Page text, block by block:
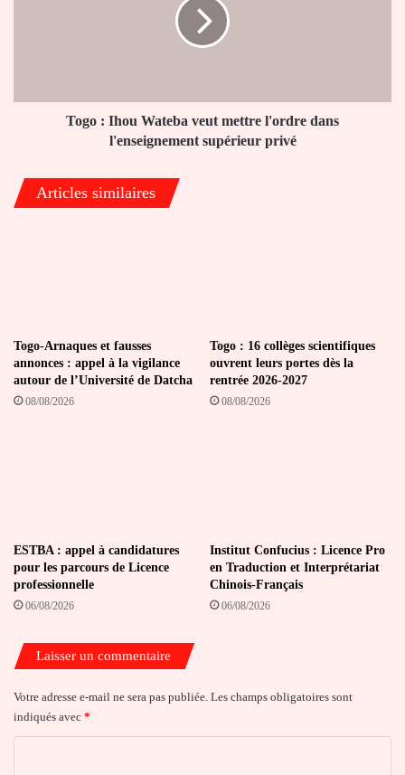
l'enseignement
Togo : Ihou Wateba veut mettre l'ordre dans
l'enseignement supérieur privé
Articles similaires
Togo-Arnaques et fausses
annonces : appel à la vigilance
autour de l’Université de Datcha
08/08/2026
Togo : 16 collèges scientifiques
ouvrent leurs portes dès la
rentrée 2026-2027
08/08/2026
ESTBA : appel à candidatures
pour les parcours de Licence
professionnelle
06/08/2026
Institut Confucius : Licence Pro
en Traduction et Interprétariat
Chinois-Français
06/08/2026
Laisser un commentaire
Votre adresse e-mail ne sera pas publiée. Les champs obligatoires sont
indiqués avec *